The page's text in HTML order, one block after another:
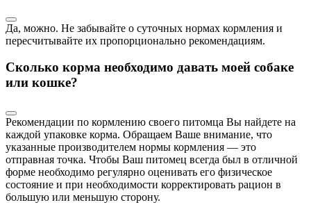
Да, можно. Не забывайте о суточных нормах кормления и
пересчитывайте их пропорционально рекомендациям.
Сколько корма необходимо давать моей собаке
или кошке?
Рекомендации по кормлению своего питомца Вы найдете на
каждой упаковке корма. Обращаем Ваше внимание, что
указанные производителем нормы кормления — это
отправная точка. Чтобы Ваш питомец всегда был в отличной
форме необходимо регулярно оценивать его физическое
состояние и при необходимости корректировать рацион в
большую или меньшую сторону.